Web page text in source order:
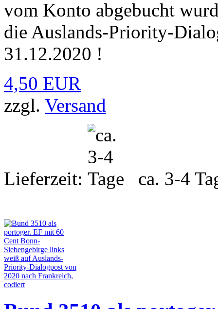
vom Konto abgebucht
die Auslands-Priority-
31.12.2020 !
4,50 EUR
zzgl. Versand
Lieferzeit: ca. 3-4